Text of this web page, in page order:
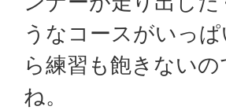
うなコースがいっ
ら練習も飽きないの
ね。